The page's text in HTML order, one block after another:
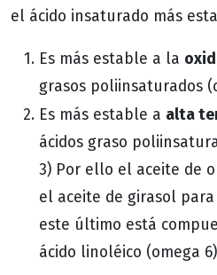
el ácido insaturado más
Es más estable a la
grasos poliinsaturados
Es más estable a alta
ácidos graso
3) Por ello el aceite de
el aceite de girasol
este último está
ácido linoléico (omega